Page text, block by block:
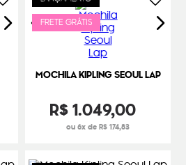
FRETE GRÁTIS
MOCHILA KIPLING SEOUL LAP
R$1.049,00
ou 6x de R$ 174,83